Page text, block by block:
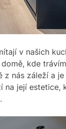
v našich
kde
nás záleží a
na její estetice,